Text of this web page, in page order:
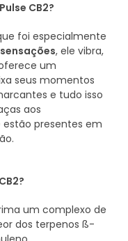
CB2?
foi especialmente
, ele vibra,
um
seus momentos
e tudo isso
aos
estão presentes em
um complexo de
dos terpenos ß-